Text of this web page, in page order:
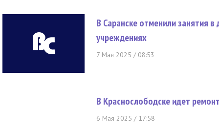
В Саранске отменили занятия
учреждениях
7 Мая 2025 / 08:53
В Краснослободске идет
6 Мая 2025 / 17:58